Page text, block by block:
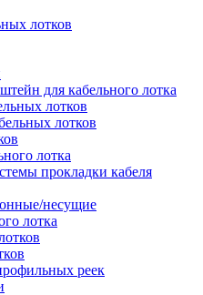
лотков
для кабельного лотка
лотков
лотков
лотка
прокладки кабеля
несущие
лотка
реек